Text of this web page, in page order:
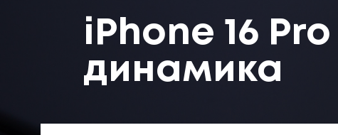
iPhone 16
динамика